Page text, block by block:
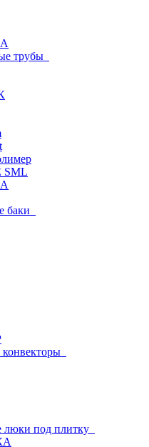
трубы
SML
баки
люки под плитку